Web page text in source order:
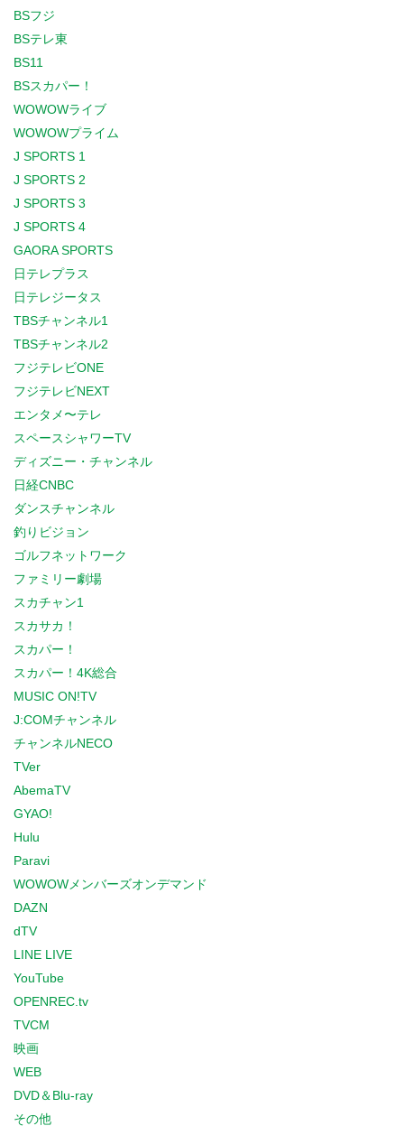
BSフジ
BSテレ東
BS11
BSスカパー！
WOWOWライブ
WOWOWプライム
J SPORTS 1
J SPORTS 2
J SPORTS 3
J SPORTS 4
GAORA SPORTS
日テレプラス
日テレジータス
TBSチャンネル1
TBSチャンネル2
フジテレビONE
フジテレビNEXT
エンタメ〜テレ
スペースシャワーTV
ディズニー・チャンネル
日経CNBC
ダンスチャンネル
釣りビジョン
ゴルフネットワーク
ファミリー劇場
スカチャン1
スカサカ！
スカパー！
スカパー！4K総合
MUSIC ON!TV
J:COMチャンネル
チャンネルNECO
TVer
AbemaTV
GYAO!
Hulu
Paravi
WOWOWメンバーズオンデマンド
DAZN
dTV
LINE LIVE
YouTube
OPENREC.tv
TVCM
映画
WEB
DVD＆Blu-ray
その他